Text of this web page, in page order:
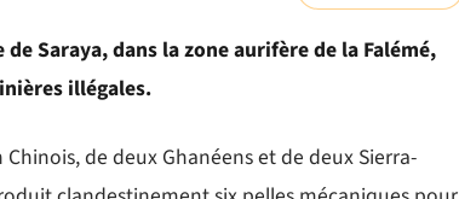
Saraya, dans la zone aurifère de la Falémé,
illégales.
de deux Ghanéens et de deux Sierra-